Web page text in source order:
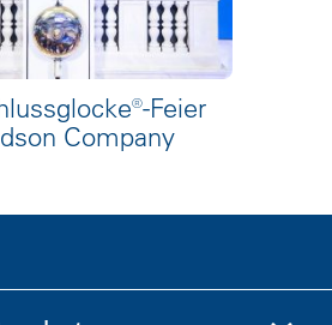
Feier
Company